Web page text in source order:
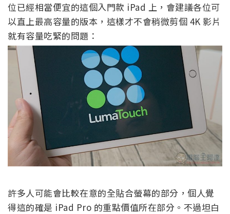
位已經相當便宜的這個入門款 iPad 上，會建議各位可
以直上最高容量的版本，這樣才不會稍微剪個 4K 影片
就有容量吃緊的問題：
許多人可能會比較在意的全貼合螢幕的部分，個人覺
得這的確是 iPad Pro 的重點價值所在部分。不過坦白